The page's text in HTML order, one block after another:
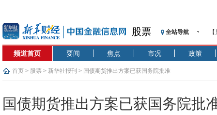
股票 全站导航
记
频道首页 要闻 焦点 市况 政策
首页 > 股票 > 新华社报刊 > 国债期货推出方案已获国务院批准
国债期货推出方案已获国务院批